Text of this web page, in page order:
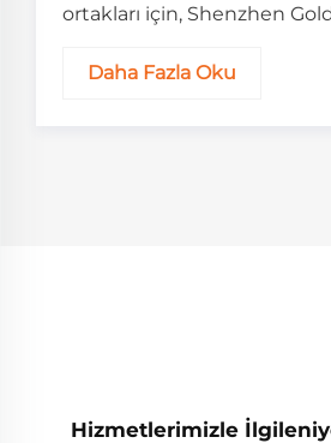
ortakları için, Shenzhen
Daha Fazla Oku
Hizmetlerimizle